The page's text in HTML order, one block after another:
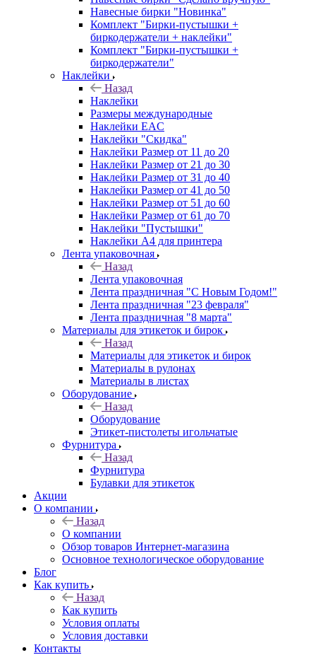
Навесные бирки "Новинка"
Комплект "Бирки-пустышки +
биркодержатели + наклейки"
Комплект "Бирки-пустышки +
биркодержатели"
Наклейки
Назад
Наклейки
Размеры международные
Наклейки EAC
Наклейки "Скидка"
Наклейки Размер от 11 до 20
Наклейки Размер от 21 до 30
Наклейки Размер от 31 до 40
Наклейки Размер от 41 до 50
Наклейки Размер от 51 до 60
Наклейки Размер от 61 до 70
Наклейки "Пустышки"
Наклейки А4 для принтера
Лента упаковочная
Назад
Лента упаковочная
Лента праздничная "С Новым Годом!"
Лента праздничная "23 февраля"
Лента праздничная "8 марта"
Материалы для этикеток и бирок
Назад
Материалы для этикеток и бирок
Материалы в рулонах
Материалы в листах
Оборудование
Назад
Оборудование
Этикет-пистолеты игольчатые
Фурнитура
Назад
Фурнитура
Булавки для этикеток
Акции
О компании
Назад
О компании
Обзор товаров Интернет-магазина
Основное технологическое оборудование
Блог
Как купить
Назад
Как купить
Условия оплаты
Условия доставки
Контакты